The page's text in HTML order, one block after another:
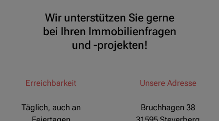
Wir unterstützen Sie gerne
bei Ihren Immobilienfragen
und -projekten!
Erreichbarkeit
Täglich, auch an
Unsere Adresse
Bruchhagen 38